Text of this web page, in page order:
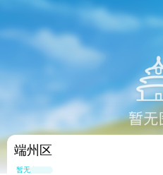
端州区
暂无点评